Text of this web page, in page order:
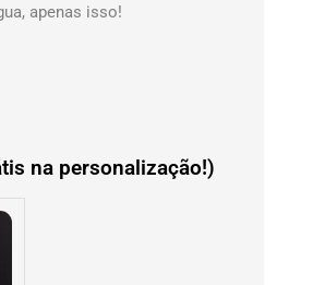
apenas isso!
na personalização!)